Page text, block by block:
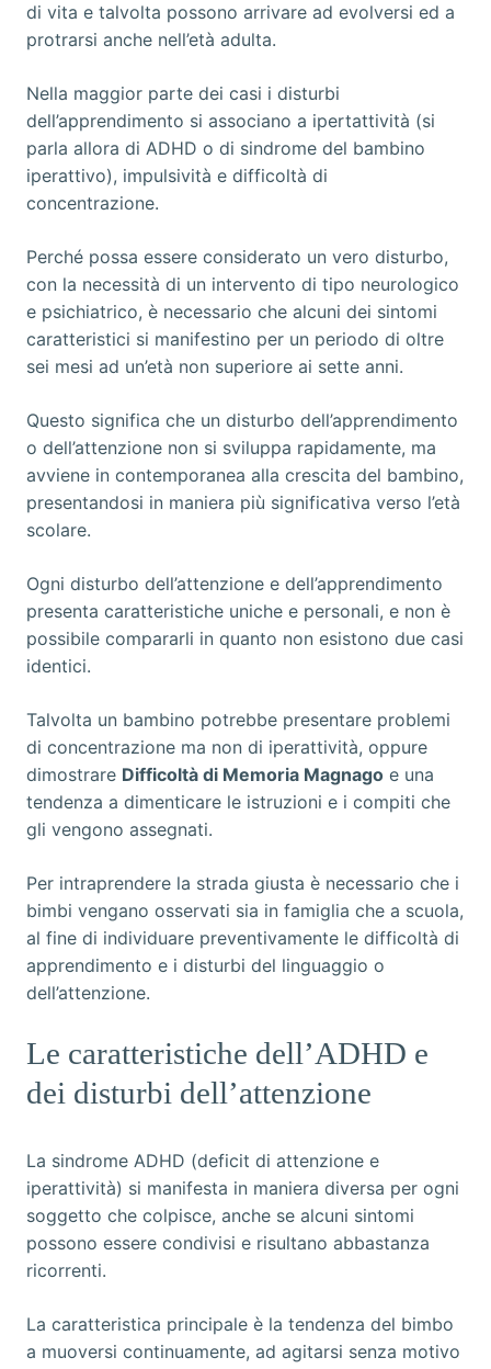
di vita e talvolta possono arrivare ad evolversi ed a
protrarsi anche nell’età adulta.
Nella maggior parte dei casi i disturbi
dell’apprendimento si associano a ipertattività (si
parla allora di ADHD o di sindrome del bambino
iperattivo), impulsività e difficoltà di
concentrazione.
Perché possa essere considerato un vero disturbo,
con la necessità di un intervento di tipo neurologico
e psichiatrico, è necessario che alcuni dei sintomi
caratteristici si manifestino per un periodo di oltre
sei mesi ad un’età non superiore ai sette anni.
Questo significa che un disturbo dell’apprendimento
o dell’attenzione non si sviluppa rapidamente, ma
avviene in contemporanea alla crescita del bambino,
presentandosi in maniera più significativa verso l’età
scolare.
Ogni disturbo dell’attenzione e dell’apprendimento
presenta caratteristiche uniche e personali, e non è
possibile compararli in quanto non esistono due casi
identici.
Talvolta un bambino potrebbe presentare problemi
di concentrazione ma non di iperattività, oppure
dimostrare Difficoltà di Memoria Magnago e una
tendenza a dimenticare le istruzioni e i compiti che
gli vengono assegnati.
Per intraprendere la strada giusta è necessario che i
bimbi vengano osservati sia in famiglia che a scuola,
al fine di individuare preventivamente le difficoltà di
apprendimento e i disturbi del linguaggio o
dell’attenzione.
Le caratteristiche dell’ADHD e
dei disturbi dell’attenzione
La sindrome ADHD (deficit di attenzione e
iperattività) si manifesta in maniera diversa per ogni
soggetto che colpisce, anche se alcuni sintomi
possono essere condivisi e risultano abbastanza
ricorrenti.
La caratteristica principale è la tendenza del bimbo
a muoversi continuamente, ad agitarsi senza motivo